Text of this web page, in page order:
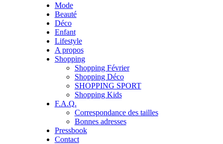
Mode
Beauté
Déco
Enfant
Lifestyle
A propos
Shopping
Shopping Février
Shopping Déco
SHOPPING SPORT
Shopping Kids
F.A.Q.
Correspondance des tailles
Bonnes adresses
Pressbook
Contact